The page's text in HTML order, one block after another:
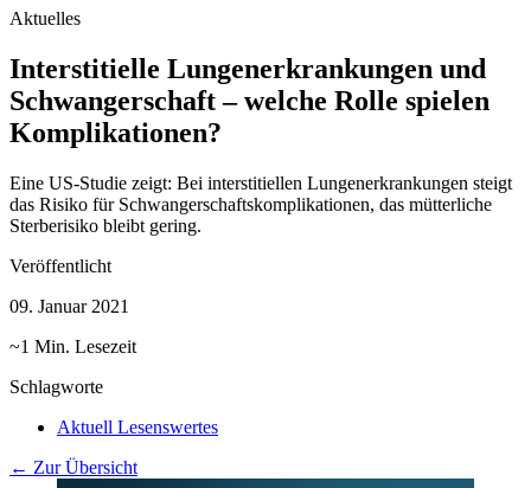
Aktuelles
Interstitielle Lungenerkrankungen und
Schwangerschaft – welche Rolle spielen
Komplikationen?
Eine US-Studie zeigt: Bei interstitiellen Lungenerkrankungen steigt
das Risiko für Schwangerschaftskomplikationen, das mütterliche
Sterberisiko bleibt gering.
Veröffentlicht
09. Januar 2021
~1 Min. Lesezeit
Schlagworte
Aktuell Lesenswertes
← Zur Übersicht